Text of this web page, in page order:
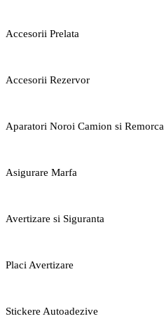
Accesorii Prelata
Accesorii Rezervor
Aparatori Noroi Camion si Remorca
Asigurare Marfa
Avertizare si Siguranta
Placi Avertizare
Stickere Autoadezive